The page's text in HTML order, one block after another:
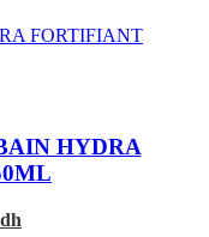
HYDRA
dh